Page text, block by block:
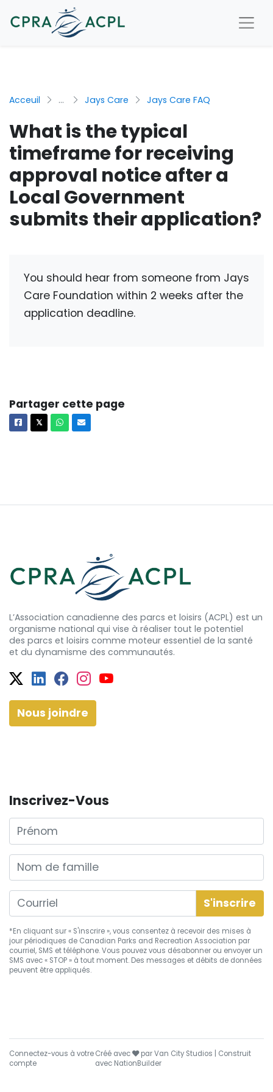
Acceuil ... Jays Care Jays Care FAQ
What is the typical
timeframe for receiving
approval notice after a
Local Government
submits their application?
You should hear from someone from Jays
Care Foundation within 2 weeks after the
application deadline.
Partager cette page
Facebook
𝕏X Whatsapp
Courriel
L’Association canadienne des parcs et loisirs (ACPL) est un
organisme national qui vise à réaliser tout le potentiel
des parcs et loisirs comme moteur essentiel de la santé
et du dynamisme des communautés.
Twitter
Facebook
Facebook
Instagram
YouTube
Nous joindre
Inscrivez-Vous
Prénom
Nom de famille
*En cliquant sur « S'inscrire », vous consentez à recevoir des mises à
jour périodiques de Canadian Parks and Recreation Association par
courriel, SMS et téléphone. Vous pouvez vous désabonner ou envoyer un
SMS avec « STOP » à tout moment. Des messages et débits de données
peuvent être appliqués.
Connectez-vous à votre
compte
Créé avec soin
parVan City Studios | Construit
avec NationBuilder